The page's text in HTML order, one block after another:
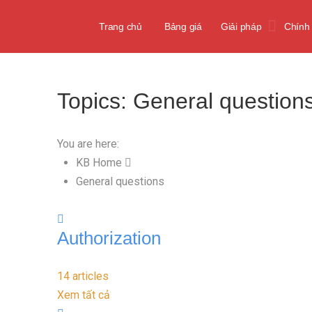
Trang chủ Bảng giá Giải pháp Chính
Topics: General
You are here:
KB Home
General questions
Authorization
14 articles
Xem tất cả